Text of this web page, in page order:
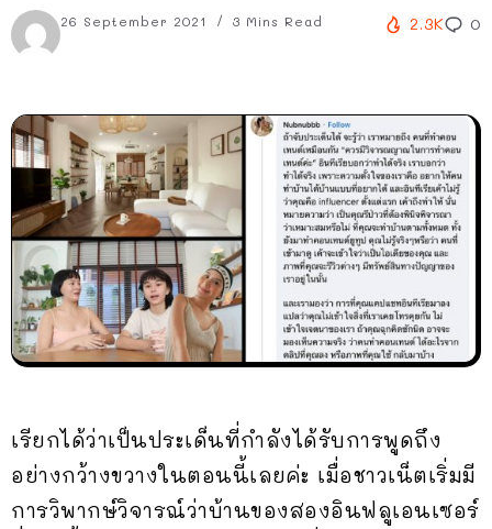
26 September 2021 3 Mins Read 2.3K 0
เรียกได้ว่าเป็นประเด็นที่กำลังได้รับการพูดถึง
อย่างกว้างขวางในตอนนี้เลยค่ะ เมื่อชาวเน็ตเริ่มมี
การวิพากษ์วิจารณ์ว่าบ้านของสองอินฟลูเอนเซอร์